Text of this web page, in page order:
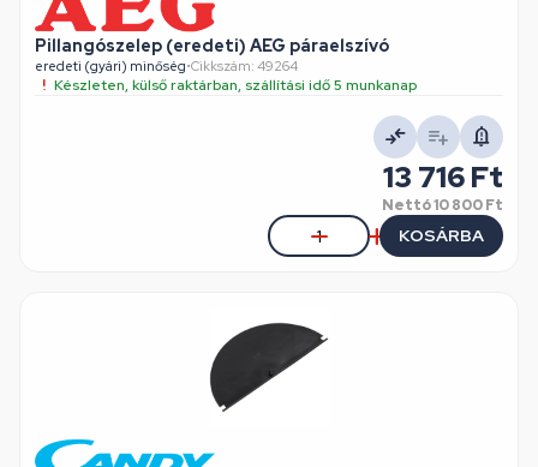
Pillangószelep (eredeti) AEG páraelszívó
eredeti (gyári) minőség•Cikkszám: 49264
Készleten, külső raktárban, szállítási idő 5 munkanap
13 716 Ft
Nettó10 800 Ft
KOSÁRBA